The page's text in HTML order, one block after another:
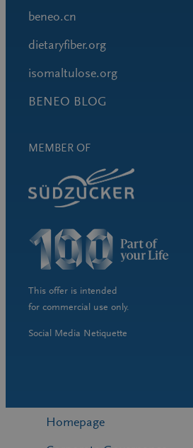
beneo.cn
dietaryfiber.org
isomaltulose.org
BENEO BLOG
MEMBER OF
This offer is intended
for commercial use only.
Social Media Netiquette
Homepage